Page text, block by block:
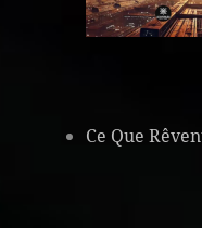
Ce Que